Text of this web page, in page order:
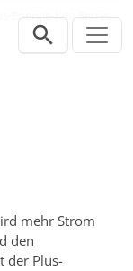
Energie-Kita Serres
mehr Strom
den
der Plus-